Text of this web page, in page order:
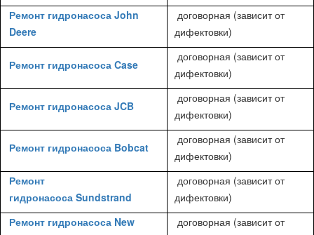
Ремонт гидронасоса John
Deere
договорная (зависит от
дифектовки)
Ремонт гидронасоса Case
договорная (зависит от
дифектовки)
Ремонт гидронасоса JCB
договорная (зависит от
дифектовки)
Ремонт гидронасоса Bobcat
договорная (зависит от
дифектовки)
Ремонт
гидронасоса Sundstrand
договорная (зависит от
дифектовки)
Ремонт гидронасоса New
договорная (зависит от